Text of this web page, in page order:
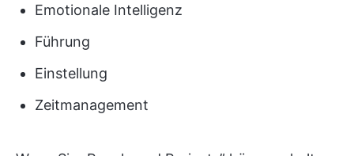
Emotionale Intelligenz
Führung
Einstellung
Zeitmanagement